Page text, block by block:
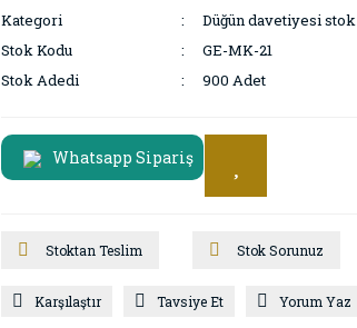
Kategori
Düğün davetiyesi stok
Stok Kodu
GE-MK-21
Stok Adedi
900 Adet
Whatsapp Sipariş
Stoktan Teslim Stok Sorunuz
Karşılaştır Tavsiye Et Yorum Yaz